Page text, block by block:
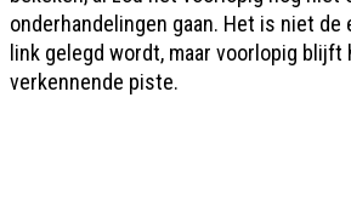
onderhandelingen gaan. Het is niet
link gelegd wordt, maar voorlopig blijft
verkennende piste.